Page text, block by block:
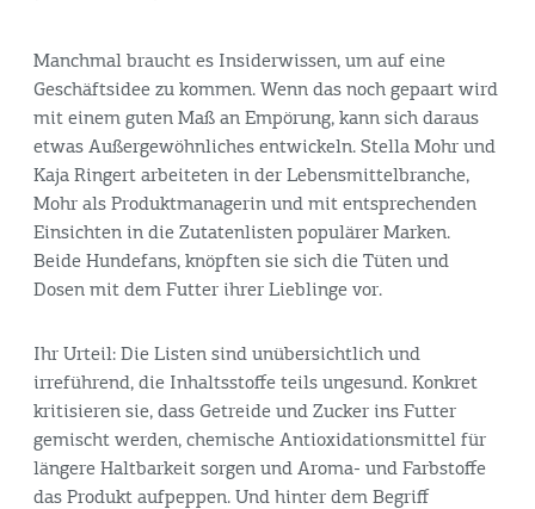
Manchmal braucht es Insiderwissen, um auf eine
Geschäftsidee zu kommen. Wenn das noch gepaart wird
mit einem guten Maß an Empörung, kann sich daraus
etwas Außergewöhnliches entwickeln. Stella Mohr und
Kaja Ringert arbeiteten in der Lebensmittelbranche,
Mohr als Produktmanagerin und mit entsprechenden
Einsichten in die Zutatenlisten populärer Marken.
Beide Hundefans, knöpften sie sich die Tüten und
Dosen mit dem Futter ihrer Lieblinge vor.
Ihr Urteil: Die Listen sind unübersichtlich und
irreführend, die Inhaltsstoffe teils ungesund. Konkret
kritisieren sie, dass Getreide und Zucker ins Futter
gemischt werden, chemische Antioxidationsmittel für
längere Haltbarkeit sorgen und Aroma- und Farbstoffe
das Produkt aufpeppen. Und hinter dem Begriff